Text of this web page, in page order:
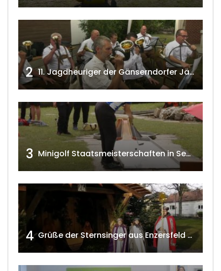
2 11. Jagdheuriger der Gänserndorfer Jäger 2020 w4tv166
3 Minigolf Staatsmeisterschaften in Seefeld-Kadolz w4tv174
4 Grüße der Sternsinger aus Enzersfeld – Klein-Engersdorf 2021 w4tv169